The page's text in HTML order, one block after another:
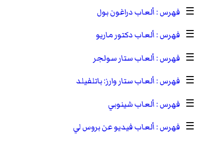
☰
ألعاب دراغون بول
☰
ألعاب دكتور ماريو
☰
ألعاب ستار سولجر
☰
ألعاب ستار وارز: باتلفيلد
☰
ألعاب شينوبي
☰
ألعاب فيديو عن بروس لي